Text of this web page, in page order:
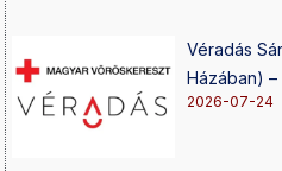
Véradás
Házában) –
2026-07-24